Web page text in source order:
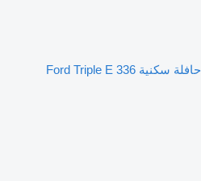
حافلة سكنية Ford Triple E 336